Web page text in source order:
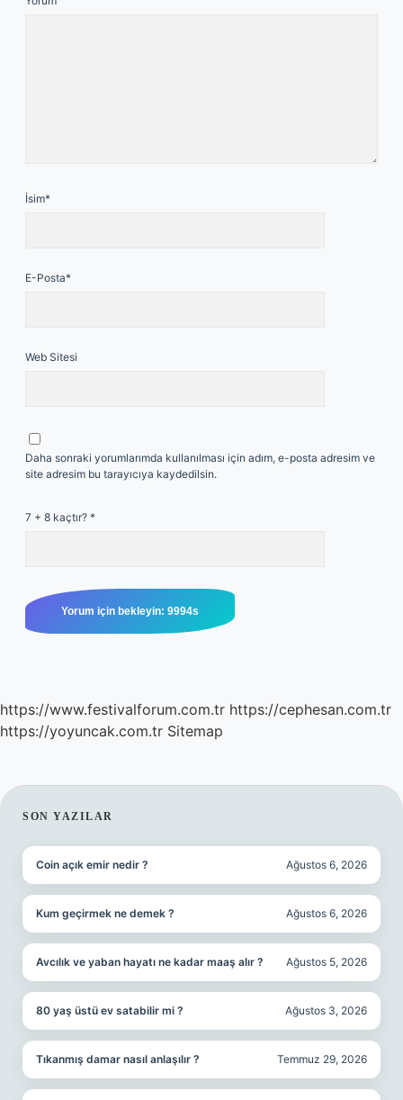
İsim*
E-Posta*
Web Sitesi
Daha sonraki yorumlarımda kullanılması için adım, e-posta adresim ve
site adresim bu tarayıcıya kaydedilsin.
7 + 8 kaçtır? *
https://www.festivalforum.com.tr https://cephesan.com.tr
https://yoyuncak.com.tr Sitemap
SIDEBAR
SON YAZILAR
Coin açık emir nedir ? Ağustos 6, 2026
Kum geçirmek ne demek ? Ağustos 6, 2026
Avcılık ve yaban hayatı ne kadar maaş alır ? Ağustos 5, 2026
80 yaş üstü ev satabilir mi ? Ağustos 3, 2026
Tıkanmış damar nasıl anlaşılır ? Temmuz 29, 2026